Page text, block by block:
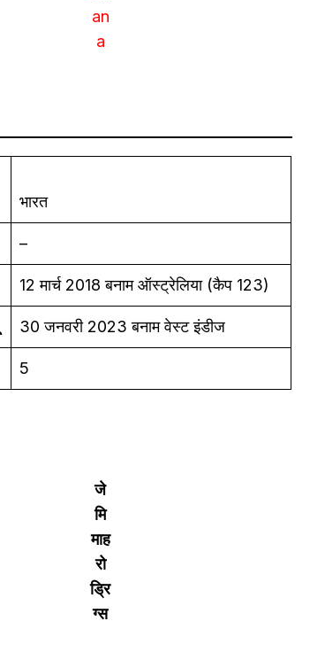
an
a
भारत
–
12 मार्च 2018 बनाम ऑस्ट्रेलिया (कैप 123)
30 जनवरी 2023 बनाम वेस्ट इंडीज
5
जे
मि
माह
रो
ड्रि
ग्स